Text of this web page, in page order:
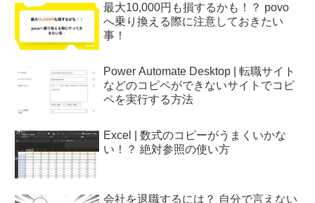
最大10,000円も損するかも！？ povo
へ乗り換える際に注意しておきたい
事！
Power Automate Desktop | 転職サイト
などのコピペができないサイトでコピ
ペを実行する方法
Excel | 数式のコピーがうまくいかな
い！？ 絶対参照の使い方
会社を退職するには？ 自分で言えない